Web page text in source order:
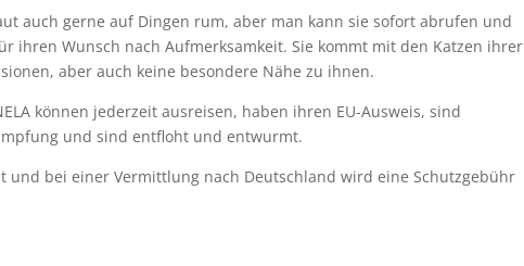
auch gerne auf Dingen rum, aber man kann sie sofort abrufen und
ihren Wunsch nach Aufmerksamkeit. Sie kommt mit den Katzen ihrer
aber auch keine besondere Nähe zu ihnen.
können jederzeit ausreisen, haben ihren EU-Ausweis, sind
und sind entfloht und entwurmt.
und bei einer Vermittlung nach Deutschland wird eine Schutzgebühr